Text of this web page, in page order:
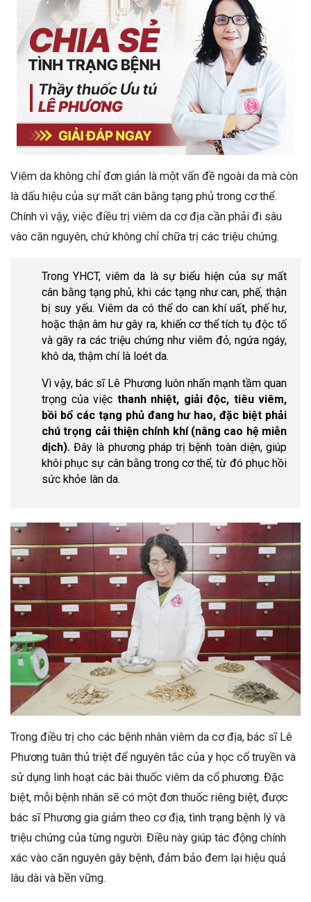
Viêm da không chỉ đơn giản là một vấn đề ngoài da mà còn
là dấu hiệu của sự mất cân bằng tạng phủ trong cơ thể.
Chính vì vậy, việc điều trị viêm da cơ địa cần phải đi sâu
vào căn nguyên, chứ không chỉ chữa trị các triệu chứng.
Trong YHCT, viêm da là sự biểu hiện của sự mất
cân bằng tạng phủ, khi các tạng như can, phế, thận
bị suy yếu. Viêm da có thể do can khí uất, phế hư,
hoặc thận âm hư gây ra, khiến cơ thể tích tụ độc tố
và gây ra các triệu chứng như viêm đỏ, ngứa ngáy,
khô da, thậm chí là loét da.
Vì vậy, bác sĩ Lê Phương luôn nhấn mạnh tầm quan
trọng của việc thanh nhiệt, giải độc, tiêu viêm,
bồi bổ các tạng phủ đang hư hao, đặc biệt phải
chú trọng cải thiện chính khí (nâng cao hệ miễn
dịch). Đây là phương pháp trị bệnh toàn diện, giúp
khôi phục sự cân bằng trong cơ thể, từ đó phục hồi
sức khỏe làn da.
Trong điều trị cho các bệnh nhân viêm da cơ địa, bác sĩ Lê
Phương tuân thủ triệt để nguyên tắc của y học cổ truyền và
sử dụng linh hoạt các bài thuốc viêm da cổ phương. Đặc
biệt, mỗi bệnh nhân sẽ có một đơn thuốc riêng biệt, được
bác sĩ Phương gia giảm theo cơ địa, tình trạng bệnh lý và
triệu chứng của từng người. Điều này giúp tác động chính
xác vào căn nguyên gây bệnh, đảm bảo đem lại hiệu quả
lâu dài và bền vững.